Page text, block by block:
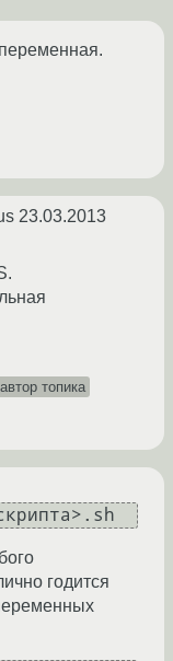
23.03.2013
автор топика
годится